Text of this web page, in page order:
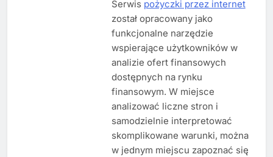
Serwis pożyczki przez internet
został opracowany jako
funkcjonalne narzędzie
wspierające użytkowników w
analizie ofert finansowych
dostępnych na rynku
finansowym. W miejsce
analizować liczne stron i
samodzielnie interpretować
skomplikowane warunki, można
w jednym miejscu zapoznać się